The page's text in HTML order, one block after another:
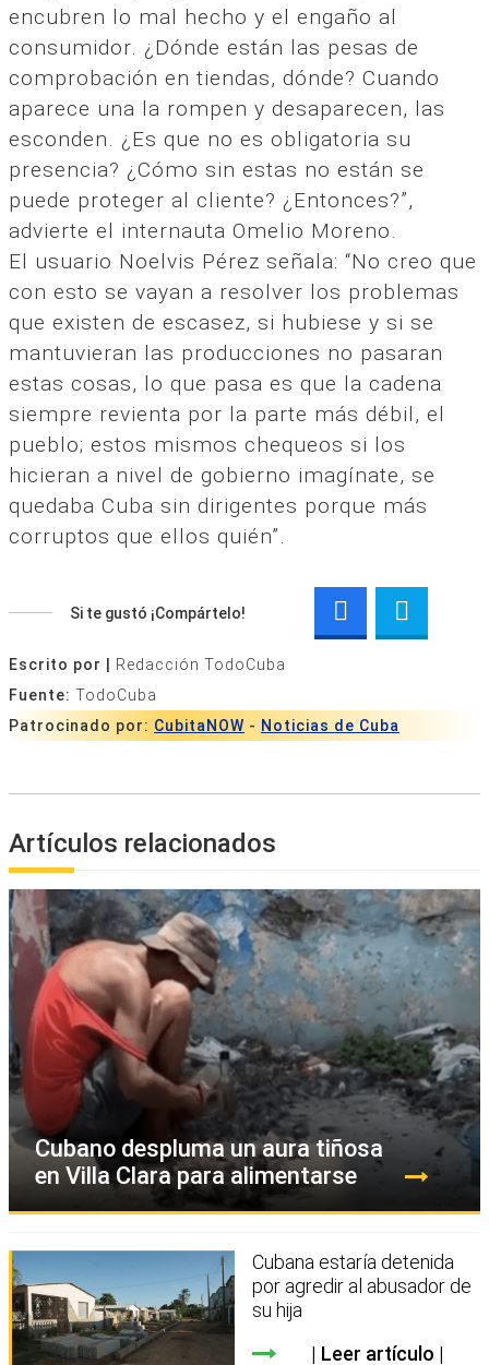
encubren lo mal hecho y el engaño al
consumidor. ¿Dónde están las pesas de
comprobación en tiendas, dónde? Cuando
aparece una la rompen y desaparecen, las
esconden. ¿Es que no es obligatoria su
presencia? ¿Cómo sin estas no están se
puede proteger al cliente? ¿Entonces?”,
advierte el internauta Omelio Moreno.
El usuario Noelvis Pérez señala: “No creo que
con esto se vayan a resolver los problemas
que existen de escasez, si hubiese y si se
mantuvieran las producciones no pasaran
estas cosas, lo que pasa es que la cadena
siempre revienta por la parte más débil, el
pueblo; estos mismos chequeos si los
hicieran a nivel de gobierno imagínate, se
quedaba Cuba sin dirigentes porque más
corruptos que ellos quién”.
Si te gustó ¡Compártelo!
Escrito por |
Redacción TodoCuba
Fuente: TodoCuba
Patrocinado por: CubitaNOW - Noticias de Cuba
Artículos relacionados
Cubano despluma un aura tiñosa
en Villa Clara para alimentarse
Cubana estaría detenida
por agredir al abusador de
su hija
Leer artículo